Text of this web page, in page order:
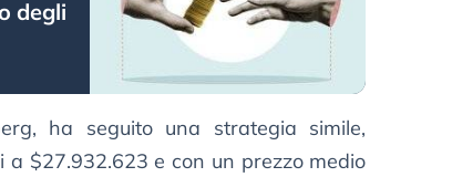
degli
ha seguito una strategia simile,
$27.932.623 e con un prezzo medio